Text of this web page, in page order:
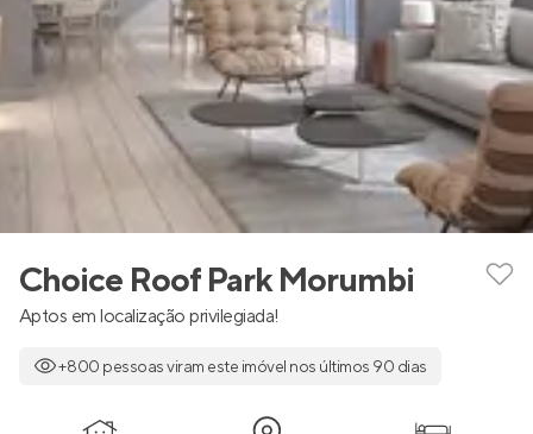
Choice Roof Park Morumbi
Aptos em localização privilegiada!
+800 pessoas viram este imóvel nos últimos 90 dias